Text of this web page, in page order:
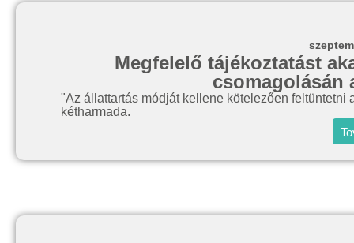
Megfelelő tájékoztatást
csomagolásán
"Az állattartás módját kellene kötelezően feltüntetni
kétharmada.